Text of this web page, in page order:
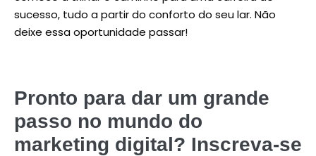
sucesso, tudo a partir do conforto do seu lar. Não
deixe essa oportunidade passar!
Pronto para dar um grande
passo no mundo do
marketing digital? Inscreva-se